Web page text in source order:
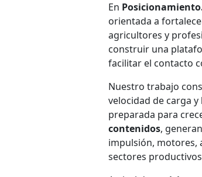
En
orientada a
agricultores y
construir una
facilitar el contacto
Nuestro trabajo
velocidad de carga
preparada para
contenidos,
impulsión, motores,
sectores